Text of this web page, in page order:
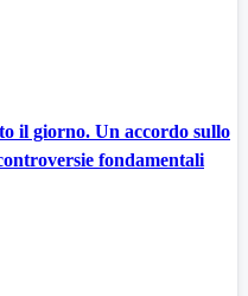
il giorno. Un accordo sullo
fondamentali